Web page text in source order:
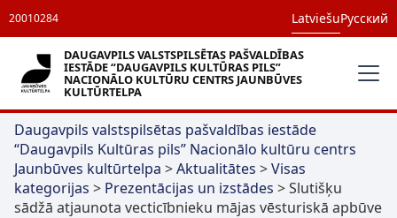
20010284 LatviešuРусский
DAUGAVPILS VALSTSPILSĒTAS PAŠVALDĪBAS
IESTĀDE “DAUGAVPILS KULTŪRAS PILS”
NACIONĀLO KULTŪRU CENTRS JAUNBŪVES
KULTŪRTELPA
Daugavpils valstspilsētas pašvaldības iestāde
“Daugavpils Kultūras pils” Nacionālo kultūru centrs
Jaunbūves kultūrtelpa >Aktualitātes >Visas
kategorijas > Prezentācijas un izstādes >Slutišķu
sādžā atjaunota vecticībnieku mājas vēsturiskā apbūve